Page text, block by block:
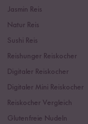
Jasmin Reis
Natur Reis
Sushi Reis
Reishunger Reiskocher
Digitaler Reiskocher
Digitaler Mini Reiskocher
Reiskocher Vergleich
Glutenfreie Nudeln